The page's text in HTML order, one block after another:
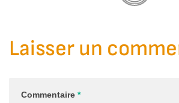
Laisser un
Commentaire *